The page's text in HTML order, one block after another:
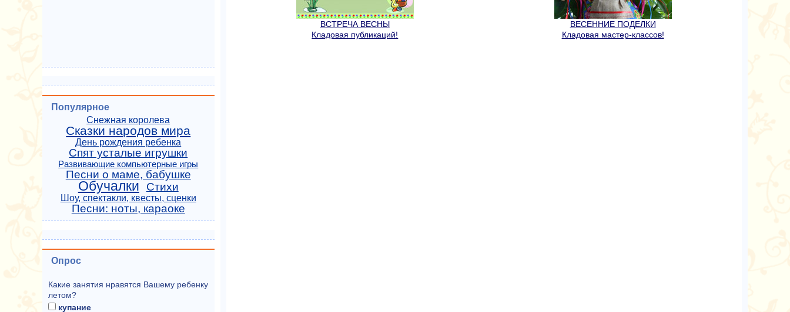
ВСТРЕЧА ВЕСНЫ
Кладовая публикаций!
ВЕСЕННИЕ ПОДЕЛКИ
Кладовая мастер-классов!
Популярное
Снежная королева
Сказки народов мира
День рождения ребенка
Спят усталые игрушки
Развивающие компьютерные игры
Песни о маме, бабушке
Обучалки Стихи
Шоу, спектакли, квесты, сценки
Песни: ноты, караоке
Опрос
Какие занятия нравятся Вашему ребенку
летом?
купание